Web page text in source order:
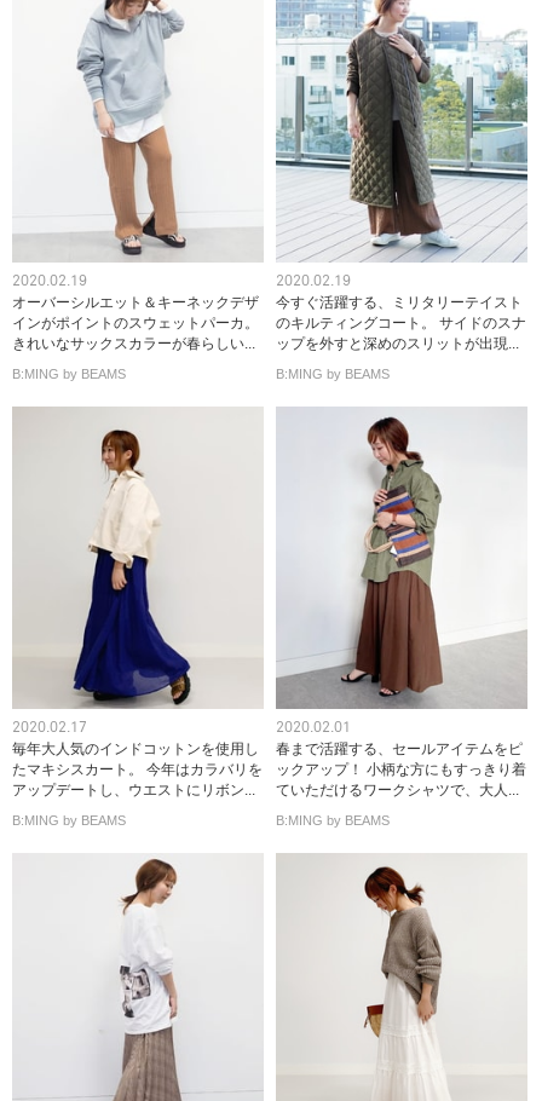
2020.02.19
オーバーシルエット＆キーネックデザ
インがポイントのスウェットパーカ。
きれいなサックスカラーが春らしい...
B:MING by BEAMS
2020.02.19
今すぐ活躍する、ミリタリーテイスト
のキルティングコート。 サイドのスナ
ップを外すと深めのスリットが出現...
B:MING by BEAMS
2020.02.17
毎年大人気のインドコットンを使用し
たマキシスカート。 今年はカラバリを
アップデートし、ウエストにリボン...
B:MING by BEAMS
2020.02.01
春まで活躍する、セールアイテムをピ
ックアップ！ 小柄な方にもすっきり着
ていただけるワークシャツで、大人...
B:MING by BEAMS